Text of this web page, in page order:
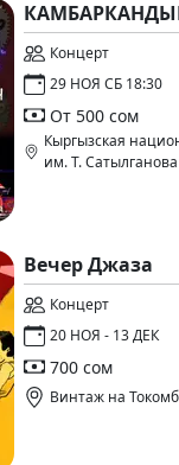
Концерт
29 НОЯ СБ 18:30
От 500 сом
Кыргызская
им. Т. Сатылганова
Вечер Джаза
Концерт
20 НОЯ - 13 ДЕК
700 сом
Винтаж на